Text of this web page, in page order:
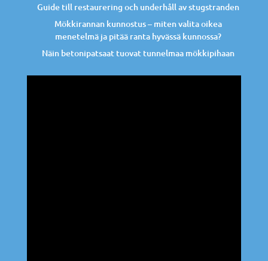
Guide till restaurering och underhåll av stugstranden
Mökkirannan kunnostus – miten valita oikea
menetelmä ja pitää ranta hyvässä kunnossa?
Näin betonipatsaat tuovat tunnelmaa mökkipihaan